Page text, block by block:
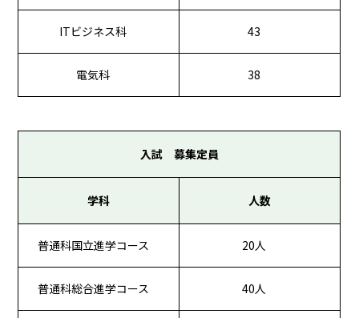
ITビジネス科 43
電気科 38
入試 募集定員
学科 人数
普通科国立進学コース 20人
普通科総合進学コース 40人